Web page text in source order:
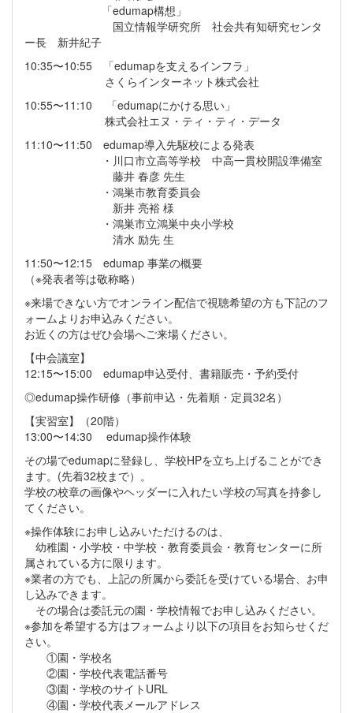
「edumap構想」
国立情報学研究所 社会共有知研究センタ
ー長 新井紀子
10:35〜10:55 「edumapを支えるインフラ」
さくらインターネット株式会社
10:55〜11:10 「edumapにかける思い」
株式会社エヌ・ティ・ティ・データ
11:10〜11:50 edumap導入先駆校による発表
・川口市立高等学校 中高一貫校開設準備室
藤井 春彦 先生
・鴻巣市教育委員会
新井 亮裕 様
・鴻巣市立鴻巣中央小学校
清水 励先 生
11:50〜12:15 edumap 事業の概要
（※発表者等は敬称略）
※来場できない方でオンライン配信で視聴希望の方も下記のフ
ォームよりお申込みください。
お近くの方はぜひ会場へご来場ください。
【中会議室】
12:15〜15:00 edumap申込受付、書籍販売・予約受付
◎edumap操作研修（事前申込・先着順・定員32名）
【実習室】（20階）
13:00〜14:30 edumap操作体験
その場でedumapに登録し、学校HPを立ち上げることができ
ます。(先着32校まで）。
学校の校章の画像やヘッダーに入れたい学校の写真を持参し
てください。
※操作体験にお申し込みいただけるのは、
幼稚園・小学校・中学校・教育委員会・教育センターに所
属されている方に限ります。
※業者の方でも、上記の所属から委託を受けている場合、お申
し込みできます。
その場合は委託元の園・学校情報でお申し込みください。
※参加を希望する方はフォームより以下の項目をお知らせくだ
さい。
①園・学校名
②園・学校代表電話番号
③園・学校のサイトURL
④園・学校代表メールアドレス